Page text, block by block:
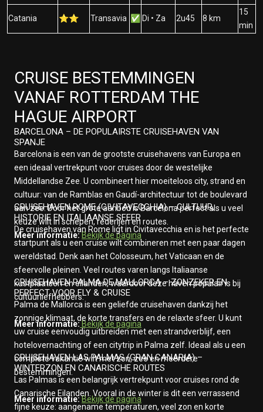
Catania ⭐⭐ Transavia ✅ Di • Za 2u45 8 km
15
min
CRUISE BESTEMMINGEN
VANAF ROTTERDAM THE
HAGUE AIRPORT
BARCELONA – DE POPULAIRSTE CRUISEHAVEN VAN
SPANJE
Barcelona is een van de grootste cruisehavens van Europa en
een ideaal vertrekpunt voor cruises door de westelijke
Middellandse Zee. U combineert hier moeiteloos city, strand en
cultuur: van de Ramblas en Gaudí-architectuur tot de boulevard
aan zee. Door het grote aanbod is Barcelona perfect als u veel
keuze wilt in schepen, rederijen en routes.
Meer informatie:Bekijk de pagina
CRUISEHAVEN ROME (CIVITAVECCHIA) – CULTUUR,
HISTORIE EN ITALIAANSE SFEER
De cruisehaven van Rome ligt in Civitavecchia en is het perfecte
startpunt als u een cruise wilt combineren met een paar dagen
wereldstad. Denk aan het Colosseum, het Vaticaan en de
sfeervolle pleinen. Veel routes varen langs Italiaanse
kustplaatsen en eilanden, waardoor deze haven populair is bij
cultuurliefhebbers.
Meer informatie:Bekijk de pagina
CRUISEHAVEN PALMA DE MALLORCA – ZONZEKER EN
PERFECT VOOR FLY & CRUISE
Palma de Mallorca is een geliefde cruisehaven dankzij het
zonnige klimaat, de korte transfers en de relaxte sfeer. U kunt
uw cruise eenvoudig uitbreiden met een strandverblijf, een
hotelovernachting of een citytrip in Palma zelf. Ideaal als u een
complete vakantie wilt met zon, zee en meerdere
bestemmingen.
Meer informatie: Bekijk de pagina
CRUISEHAVEN LAS PALMAS (GRAN CANARIA) –
WINTERZON EN CANARISCHE ROUTES
Las Palmas is een belangrijk vertrekpunt voor cruises rond de
Canarische Eilanden. Vooral in de winter is dit een verrassend
fijne keuze: aangename temperaturen, veel zon en korte